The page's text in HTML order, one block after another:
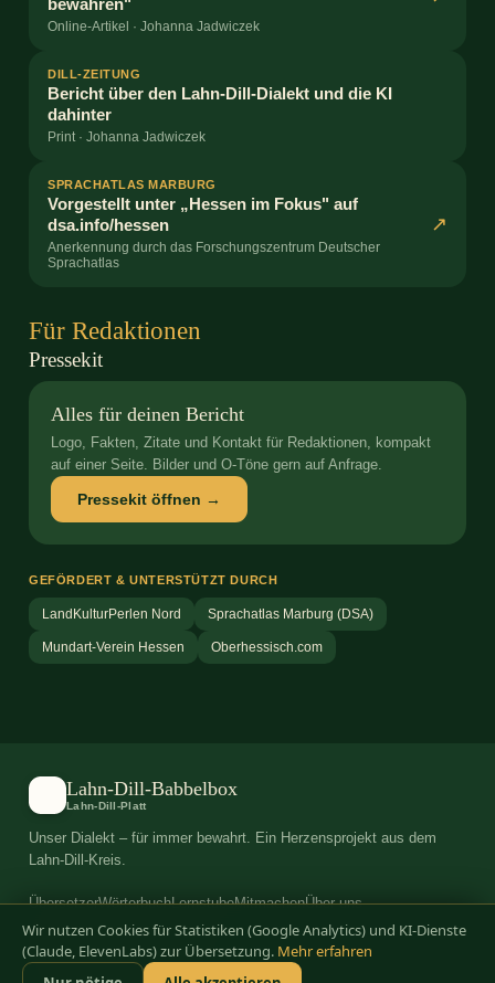
bewahren"
Online-Artikel · Johanna Jadwiczek
DILL-ZEITUNG
Bericht über den Lahn-Dill-Dialekt und die KI
dahinter
Print · Johanna Jadwiczek
SPRACHATLAS MARBURG
Vorgestellt unter „Hessen im Fokus" auf
dsa.info/hessen
Anerkennung durch das Forschungszentrum Deutscher
Sprachatlas
↗
Für Redaktionen
Pressekit
Alles für deinen Bericht
Logo, Fakten, Zitate und Kontakt für Redaktionen, kompakt
auf einer Seite. Bilder und O-Töne gern auf Anfrage.
Pressekit öffnen →
GEFÖRDERT & UNTERSTÜTZT DURCH
LandKulturPerlen Nord Sprachatlas Marburg (DSA)
Mundart-Verein Hessen Oberhessisch.com
Lahn-Dill-Babbelbox
Lahn-Dill-Platt
Unser Dialekt – für immer bewahrt. Ein Herzensprojekt aus dem
Lahn-Dill-Kreis.
ÜbersetzerWörterbuchLernstubeMitmachenÜber uns
AGB
© 2026 Lahn-Dill-Babbelbox
Wir nutzen Cookies für Statistiken (Google Analytics) und KI-Dienste
(Claude, ElevenLabs) zur Übersetzung. Mehr erfahren